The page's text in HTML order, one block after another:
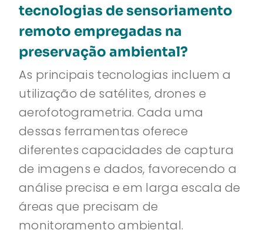
tecnologias de sensoriamento
remoto empregadas na
preservação ambiental?
As principais tecnologias incluem a
utilização de satélites, drones e
aerofotogrametria. Cada uma
dessas ferramentas oferece
diferentes capacidades de captura
de imagens e dados, favorecendo a
análise precisa e em larga escala de
áreas que precisam de
monitoramento ambiental.